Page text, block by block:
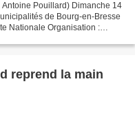
Pouillard) Dimanche 14
de Bourg-en-Bresse
Nationale Organisation :
reprend la main